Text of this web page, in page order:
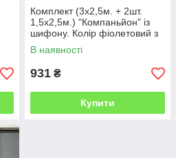
Комплект (3х2,5м. + 2шт.
1,5x2,5м.) "Компаньйон" із
шифону. Колір фіолетовий з
рожевим. Код 022дк 11-0199
В наявності
931 ₴
Купити